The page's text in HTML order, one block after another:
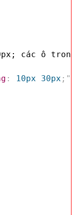
các ô
: 10px 30px ; "